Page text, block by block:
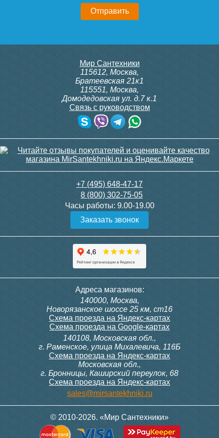
Конвектор ITT.080.200.1300
с решеткой GRILL.SGA-20-
30 665
Конвектор ITT.080.200.1300
с решеткой GRILL.SGA-20-
1300 brown
Конвектор ITT.080.200.1300
с решеткой GRILL.SGW-20-
Конвектор ITT.080.200.1000
с решеткой GRILL.SGW-20-
Конвектор ITT.080.200.1000
с решеткой GRILL.SGW-20-
Конвектор ITT.080.200.900 с
решеткой GRILL.SGA-20-
9 300
Клапан радиаторный
1/2"
3 150
Подробнее
Клапан радиаторный
Siemens VDN 115, прямой
1/2"
Подробнее
100T, 230В (накладной,
расписание, упр.с пульта)
28 000
300, 230В (врезной - квадр.
коробка)
9 700
Мир Сантехники
115612, Москва,
Братеевская 21к1
115551, Москва,
Домодедовская ул. д.7 к.1
Связь с руководством
+7 (495) 648-47-17
8 (800) 302-75-05
Часы работы: 9.00-19.00
Заказать звонок
Адреса магазинов:
140000, Москва,
Новорязанское шоссе 25 км, ст16
Схема проезда на Яндекс-картах
Схема проезда на Google-картах
140108, Московская обл.,
г. Раменское, улица Михалевича, 116Б
Схема проезда на Яндекс-картах
Московская обл.,
г. Бронницы, Каширский переулок, 68
Схема проезда на Яндекс-картах
sales@mirsantekhniki.ru
© 2010-2026. «Мир Сантехники»